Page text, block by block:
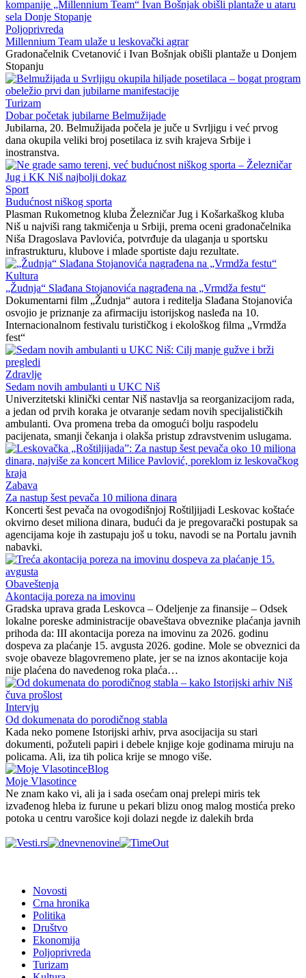
Poljoprivreda
Millennium Team ulaže u leskovački agrar
Gradonačelnik Cvetanović i Ivan Bošnjak obišli plantaže u Donjem
Stopanju
Turizam
Dobar početak jubilarne Belmužijade
Jubilarna, 20. Belmužijada počela je juče u Svrljigu i već prvog
dana okupila veliki broj posetilaca iz svih krajeva Srbije i
inostranstva.
Sport
Budućnost niškog sporta
Plasman Rukometnog kluba Železničar Jug i Košarkaškog kluba
Niš u najviši rang takmičenja u Srbiji, prema oceni gradonačelnika
Niša Dragoslava Pavlovića, potvrđuje da ulaganja u sportsku
infrastrukturu, klubove i mlade sportiste daju rezultate.
Kultura
„Žudnja“ Slađana Stojanovića nagrađena na „Vrmdža festu“
Dokumentarni film „Žudnja“ autora i reditelja Slađana Stojanovića
osvojio je priznanje za afirmaciju istorijskog nasleđa na 10.
Internacionalnom festivalu turističkog i ekološkog filma „Vrmdža
fest“
Zdravlje
Sedam novih ambulanti u UKC Niš
Univerzitetski klinički centar Niš nastavlja sa reorganizacijom rada,
a jedan od prvih koraka je otvaranje sedam novih specijalističkih
ambulanti. Ova promena treba da omogući bolju raspodelu
pacijenata, smanji čekanja i olakša pristup zdravstvenim uslugama.
Zabava
Za nastup šest pevača 10 miliona dinara
Koncerti šest pevača na ovogodišnjoj Roštiljijadi Leskovac koštaće
okvirno deset miliona dinara, budući da je pregovarački postupak sa
agencijama koje ih zastupaju još u toku, navodi se na Portalu javnih
nabavki.
Obaveštenja
Akontacija poreza na imovinu
Gradska uprava grada Leskovca – Odeljenje za finansije – Odsek
lokalne poreske administracije obaveštava obveznike plaćanja javnih
prihoda da: III akontacija poreza na imovinu za 2026. godinu
dospeva za plaćanje 15. avgusta 2026. godine. Mole se obveznici da
svoje obaveze blagovremeno plate, jer se na iznos akontacije koja
nije plaćena do navedenog roka plaća…
Intervju
Od dokumenata do porodičnog stabla
Kada neko pomene Istorijski arhiv, prva asocijacija su stari
dokumenti, požuteli papiri i debele knjige koje godinama miruju na
policama. Ali, iza tih polica krije se mnogo više.
Blog
Moje Vlasotince
Ne znam kako vi, ali ja i sada osećam onaj prelepi miris tek
izvađenog hleba iz furune u pekari blizu onog malog mostića preko
potoka u centru varošice koji dolazi negde iz dalekih brda
Novosti
Crna hronika
Politika
Društvo
Ekonomija
Poljoprivreda
Turizam